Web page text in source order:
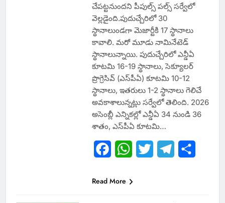
చేపట్టనుందని పీపుల్స్ పల్స్ సర్వేలో
వెల్లడైంది.పుదుచ్చేరిలో 30
స్థానాలుండగా మెజార్టీకి 17 స్థానాలు
కావాలి. మరో మూడు నామినేటెడ్
స్థానాలున్నాయి. పుదుచ్చేరిలో ఎన్డీఏ
కూటమి 16-19 స్థానాలు, సెక్యూలర్
ప్రొగ్రెసివ్ (ఎస్‌పీఏ) కూటమి 10-12
స్థానాలు, ఇతరులు 1-2 స్థానాలు గెలిచే
అవకాశాలున్నట్లు సర్వేలో తెలింది. 2026
అసెంబ్లీ ఎన్నికల్లో ఎన్డీఏ 34 నుండి 36
శాతం, ఎస్‌పీఏ కూటమి…
FacebookWhatsApp
Twitter Telegram
Read More